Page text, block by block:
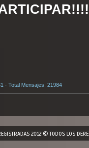
- Total Mensajes: 21984
2012 © TODOS LOS